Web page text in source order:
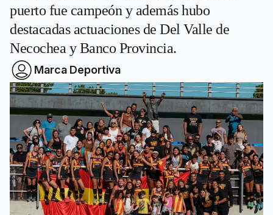
puerto fue campeón y además hubo
destacadas actuaciones de Del Valle de
Necochea y Banco Provincia.
Marca Deportiva